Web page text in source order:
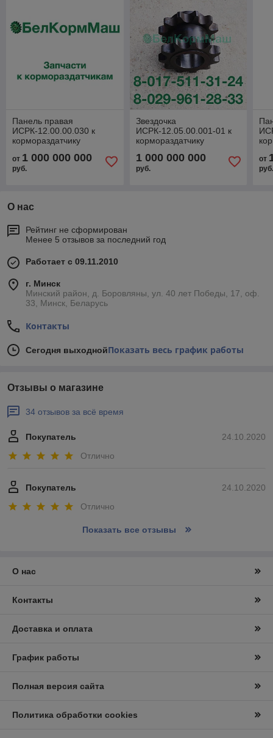
Панель правая
ИСРК-12.00.00.030 к
кормораздатчику
от 1 000 000 000
руб.
Звездочка
ИСРК-12.05.00.001-01 к
кормораздатчику
1 000 000 000
руб.
от
О нас
Рейтинг не сформирован
Менее 5 отзывов за последний год
Работает с 09.11.2010
г. Минск
Минский район, д. Боровляны, ул. 40 лет Победы, 17, оф.
33, Минск, Беларусь
Контакты
Сегодня выходнойПоказать весь график работы
Отзывы о магазине
34 отзывов за всё время
24.10.2020
Покупатель
Отлично
24.10.2020
Покупатель
Отлично
Показать все отзывы
О нас
Контакты
Доставка и оплата
График работы
Полная версия сайта
Политика обработки cookies